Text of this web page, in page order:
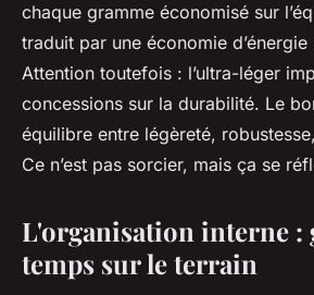
chaque gramme économisé sur
traduit par une économie d’énergie
Attention toutefois : l’ultra-léger
concessions sur la durabilité. Le
équilibre entre légèreté,
Ce n’est pas sorcier, mais ça se
L'organisation interne :
temps sur le terrain